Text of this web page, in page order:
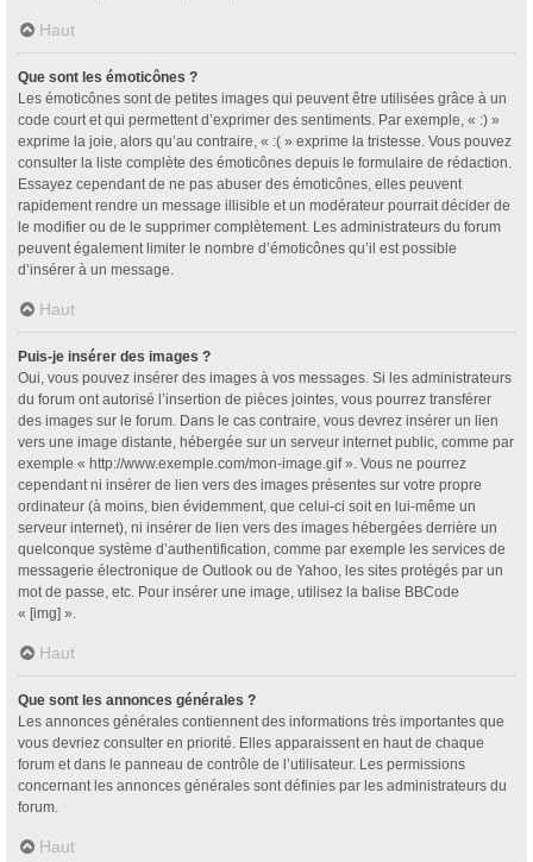
Haut
Que sont les émoticônes ?
Les émoticônes sont de petites images qui peuvent être utilisées grâce à un
code court et qui permettent d’exprimer des sentiments. Par exemple, « :) »
exprime la joie, alors qu’au contraire, « :( » exprime la tristesse. Vous pouvez
consulter la liste complète des émoticônes depuis le formulaire de rédaction.
Essayez cependant de ne pas abuser des émoticônes, elles peuvent
rapidement rendre un message illisible et un modérateur pourrait décider de
le modifier ou de le supprimer complètement. Les administrateurs du forum
peuvent également limiter le nombre d’émoticônes qu’il est possible
d’insérer à un message.
Haut
Puis-je insérer des images ?
Oui, vous pouvez insérer des images à vos messages. Si les administrateurs
du forum ont autorisé l’insertion de pièces jointes, vous pourrez transférer
des images sur le forum. Dans le cas contraire, vous devrez insérer un lien
vers une image distante, hébergée sur un serveur internet public, comme par
exemple « http://www.exemple.com/mon-image.gif ». Vous ne pourrez
cependant ni insérer de lien vers des images présentes sur votre propre
ordinateur (à moins, bien évidemment, que celui-ci soit en lui-même un
serveur internet), ni insérer de lien vers des images hébergées derrière un
quelconque système d’authentification, comme par exemple les services de
messagerie électronique de Outlook ou de Yahoo, les sites protégés par un
mot de passe, etc. Pour insérer une image, utilisez la balise BBCode
« [img] ».
Haut
Que sont les annonces générales ?
Les annonces générales contiennent des informations très importantes que
vous devriez consulter en priorité. Elles apparaissent en haut de chaque
forum et dans le panneau de contrôle de l’utilisateur. Les permissions
concernant les annonces générales sont définies par les administrateurs du
forum.
Haut